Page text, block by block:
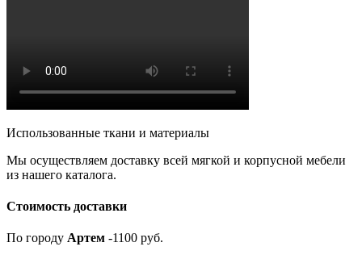
Использованные ткани и материалы
Мы осуществляем доставку всей мягкой и корпусной мебели
из нашего каталога.
Стоимость доставки
По городу Артем -1100 руб.